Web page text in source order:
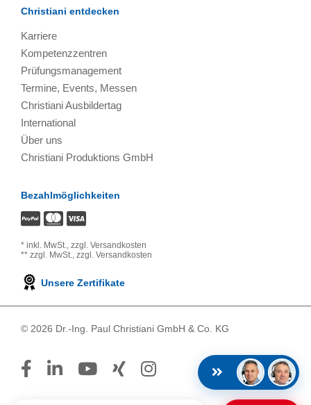
Christiani entdecken
Karriere
Kompetenzzentren
Prüfungsmanagement
Termine, Events, Messen
Christiani Ausbildertag
International
Über uns
Christiani Produktions GmbH
Bezahlmöglichkeiten
* inkl. MwSt., zzgl. Versandkosten
** zzgl. MwSt., zzgl. Versandkosten
Unsere Zertifikate
© 2026 Dr.-Ing. Paul Christiani GmbH & Co. KG